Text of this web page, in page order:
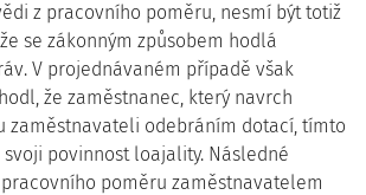
z pracovního poměru, nesmí být totiž
se zákonným způsobem hodlá
V projednávaném případě však
že zaměstnanec, který navrch
zaměstnavateli odebráním dotací, tímto
povinnost loajality. Následné
poměru zaměstnavatelem